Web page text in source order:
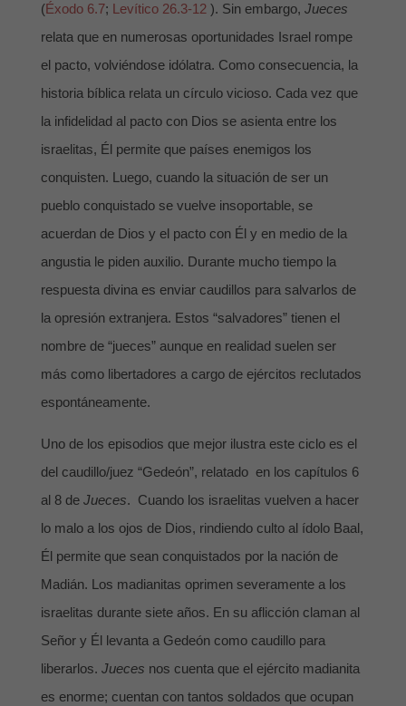
(Éxodo 6.7; Levítico 26.3-12 ). Sin embargo, Jueces
relata que en numerosas oportunidades Israel rompe
el pacto, volviéndose idólatra. Como consecuencia, la
historia bíblica relata un círculo vicioso. Cada vez que
la infidelidad al pacto con Dios se asienta entre los
israelitas, Él permite que países enemigos los
conquisten. Luego, cuando la situación de ser un
pueblo conquistado se vuelve insoportable, se
acuerdan de Dios y el pacto con Él y en medio de la
angustia le piden auxilio. Durante mucho tiempo la
respuesta divina es enviar caudillos para salvarlos de
la opresión extranjera. Estos “salvadores” tienen el
nombre de “jueces” aunque en realidad suelen ser
más como libertadores a cargo de ejércitos reclutados
espontáneamente.
Uno de los episodios que mejor ilustra este ciclo es el
del caudillo/juez “Gedeón”, relatado en los capítulos 6
al 8 de Jueces. Cuando los israelitas vuelven a hacer
lo malo a los ojos de Dios, rindiendo culto al ídolo Baal,
Él permite que sean conquistados por la nación de
Madián. Los madianitas oprimen severamente a los
israelitas durante siete años. En su aflicción claman al
Señor y Él levanta a Gedeón como caudillo para
liberarlos. Jueces nos cuenta que el ejército madianita
es enorme; cuentan con tantos soldados que ocupan